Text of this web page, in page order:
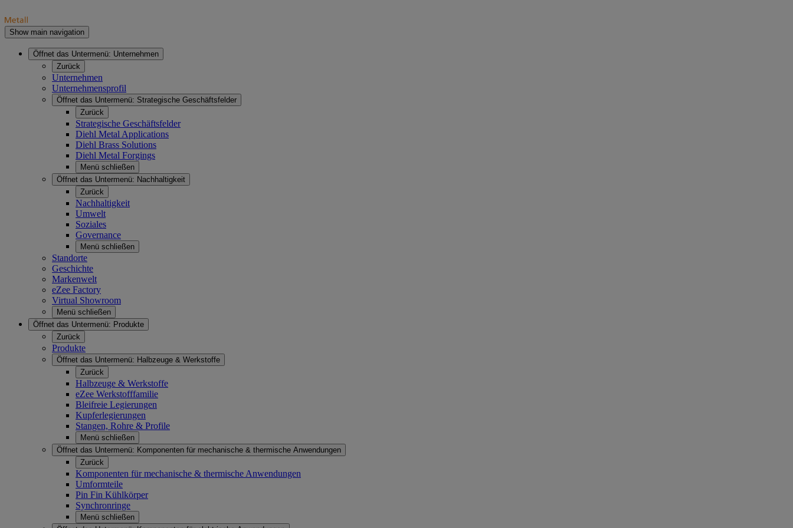
Show main navigation
Öffnet das Untermenü: Unternehmen
Zurück
Unternehmen
Unternehmensprofil
Öffnet das Untermenü: Strategische Geschäftsfelder
Zurück
Strategische Geschäftsfelder
Diehl Metal Applications
Diehl Brass Solutions
Diehl Metal Forgings
Menü schließen
Öffnet das Untermenü: Nachhaltigkeit
Zurück
Nachhaltigkeit
Umwelt
Soziales
Governance
Menü schließen
Standorte
Geschichte
Markenwelt
eZee Factory
Virtual Showroom
Menü schließen
Öffnet das Untermenü: Produkte
Zurück
Produkte
Öffnet das Untermenü: Halbzeuge & Werkstoffe
Zurück
Halbzeuge & Werkstoffe
eZee Werkstofffamilie
Bleifreie Legierungen
Kupferlegierungen
Stangen, Rohre & Profile
Menü schließen
Öffnet das Untermenü: Komponenten für mechanische & thermische Anwendungen
Zurück
Komponenten für mechanische & thermische Anwendungen
Umformteile
Pin Fin Kühlkörper
Synchronringe
Menü schließen